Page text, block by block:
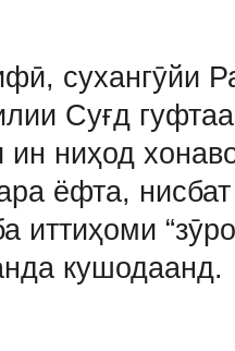
сухангӯйи
Суғд
ин ниҳод
ёфта,
иттиҳоми
кушодаанд.